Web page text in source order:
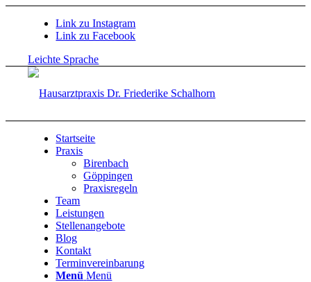
Link zu Instagram
Link zu Facebook
Leichte Sprache
Startseite
Praxis
Birenbach
Göppingen
Praxisregeln
Team
Leistungen
Stellenangebote
Blog
Kontakt
Terminvereinbarung
Menü Menü